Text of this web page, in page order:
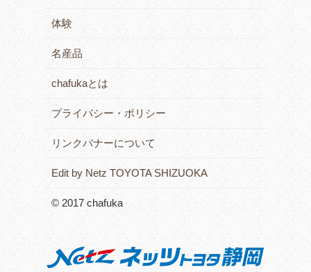
体験
名産品
chafukaとは
プライバシー・ポリシー
リンクバナーについて
Edit by Netz TOYOTA SHIZUOKA
© 2017 chafuka